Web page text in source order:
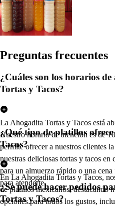
Preguntas frecuentes
¿Cuáles son los horarios
Tortas y Tacos?
La Ahogadita Tortas y Tacos está
Nuestro horario de atención es de
permite ofrecer a nuestros clientes
nuestras deliciosas tortas y tacos
para un almuerzo rápido o una
para atenderte.
¿Qué tipo de platillos
Tacos?
En La Ahogadita Tortas y Tacos,
de platillos mexicanos, destacando
opciones para todos los gustos,
¿Se puede hacer pedidos
Tortas y Tacos?